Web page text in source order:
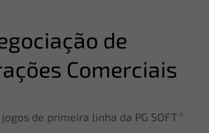
de
Comerciais
de primeira linha da PG SOFT®